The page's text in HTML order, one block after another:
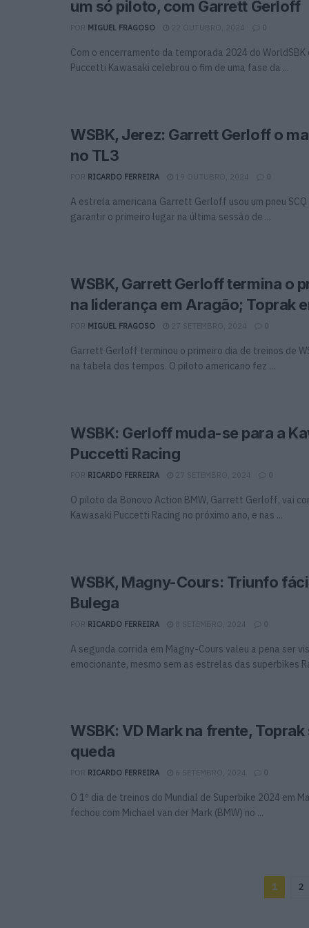
um só piloto, com Garrett Gerloff
MIGUEL FRAGOSO 22 OUTUBRO, 2024 0
Com o encerramento da temporada 2024 do WorldSBK
Puccetti Kawasaki celebrou o fim de uma fase da ...
WSBK, Jerez: Garrett Gerloff o
no TL3
RICARDO FERREIRA 19 OUTUBRO, 2024 0
A estrela americana Garrett Gerloff usou um pneu SCQ
garantir o primeiro lugar na última sessão de ...
WSBK, Garrett Gerloff termina o
na liderança em Aragão; Toprak
MIGUEL FRAGOSO 27 SETEMBRO, 2024 0
Garrett Gerloff terminou o primeiro dia de treinos de
na tabela dos tempos. O piloto americano fez ...
WSBK: Gerloff muda-se para a
Puccetti Racing
RICARDO FERREIRA 27 SETEMBRO, 2024 0
O piloto da Bonovo Action BMW, Garrett Gerloff, vai
Kawasaki Puccetti Racing no próximo ano, e nas ...
WSBK, Magny-Cours: Triunfo
Bulega
RICARDO FERREIRA 8 SETEMBRO, 2024 0
A segunda corrida em Magny-Cours valeu a pena ser
emocionante, mesmo sem as estrelas das superbikes
WSBK: VD Mark na frente,
queda
RICARDO FERREIRA 6 SETEMBRO, 2024 0
O 1º dia de treinos do Mundial de Superbike 2024 em
fechou com Michael van der Mark (BMW) no ...
1 2